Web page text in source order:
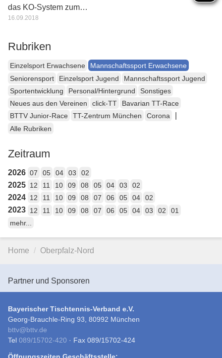
das KO-System zum…
16.09.2018
Rubriken
Einzelsport Erwachsene
Mannschaftssport Erwachsene
Seniorensport
Einzelsport Jugend
Mannschaftssport Jugend
Sportentwicklung
Personal/Hintergrund
Sonstiges
Neues aus den Vereinen
click-TT
Bavarian TT-Race
BTTV Junior-Race
TT-Zentrum München Corona
Alle Rubriken
Zeitraum
2026 07 05 04 03 02
2025 12 11 10 09 08 05 04 03 02
2024 12 11 10 09 08 07 06 05 04 02
2023 12 11 10 09 08 07 06 05 04 03 02
01
mehr...
Home Oberpfalz-Nord
Partner und Sponsoren
Bayerischer Tischtennis-Verband e.V.
Georg-Brauchle-Ring 93, 80992 München
bttv@bttv.de
Tel 089/15702-420 · Fax 089/15702-424